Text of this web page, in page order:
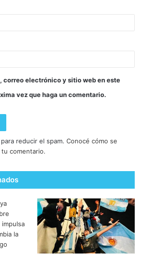
correo electrónico y sitio web en este
vez que haga un comentario.
reducir el spam. Conocé cómo se
comentario.